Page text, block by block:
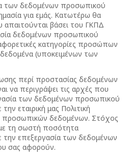
των δεδομένων προσωπικού
για εμάς. Κατωτέρω θα
απαιτούνται βάσει του ΓΚΠΔ
δεδομένων προσωπικού
κατηγορίες προσώπων
(υποκειμένων των
περί προστασίας δεδομένων
να περιγράψει τις αρχές που
των δεδομένων προσωπικού
εταιρική μας Πολιτική
προσωπικών δεδομένων. Στόχος
τη σωστή ποσότητα
επεξεργασία των δεδομένων
σας αφορούν.